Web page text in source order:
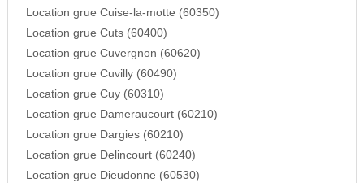
Location grue Cuise-la-motte (60350)
Location grue Cuts (60400)
Location grue Cuvergnon (60620)
Location grue Cuvilly (60490)
Location grue Cuy (60310)
Location grue Dameraucourt (60210)
Location grue Dargies (60210)
Location grue Delincourt (60240)
Location grue Dieudonne (60530)